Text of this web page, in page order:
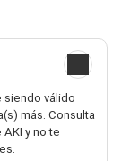
válido
más. Consulta
y no te